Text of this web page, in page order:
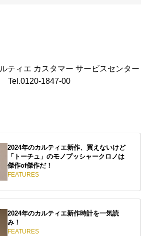
ティエ カスタマー サービスセンター
Tel.0120-1847-00
2024年のカルティエ新作、買えないけど
「トーチュ」のモノプッシャークロノは
傑作of傑作だ！
FEATURES
2024年のカルティエ新作時計を一気読
み！
FEATURES